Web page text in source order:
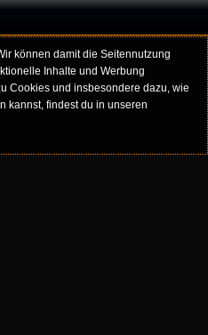
können damit die Seitennutzung
Inhalte und Werbung
Cookies und insbesondere dazu, wie
kannst, findest du in unseren